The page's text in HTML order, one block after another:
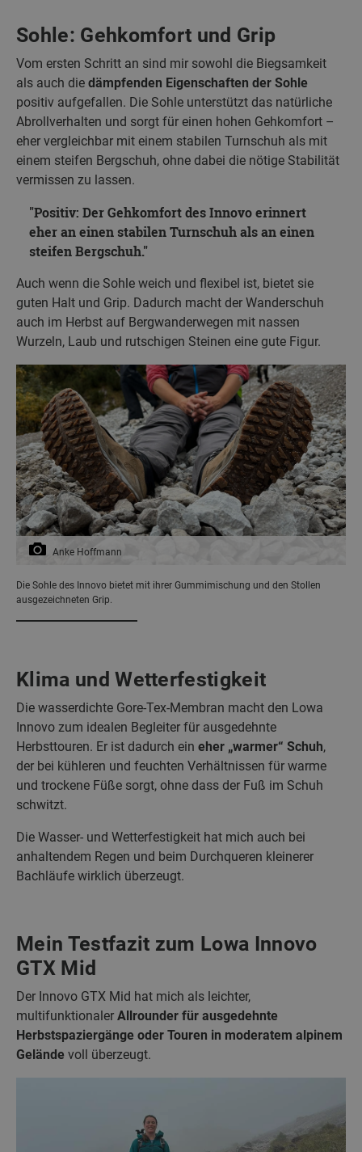
Sohle: Gehkomfort und Grip
Vom ersten Schritt an sind mir sowohl die Biegsamkeit
als auch die dämpfenden Eigenschaften der Sohle
positiv aufgefallen. Die Sohle unterstützt das natürliche
Abrollverhalten und sorgt für einen hohen Gehkomfort –
eher vergleichbar mit einem stabilen Turnschuh als mit
einem steifen Bergschuh, ohne dabei die nötige Stabilität
vermissen zu lassen.
Positiv: Der Gehkomfort des Innovo erinnert
eher an einen stabilen Turnschuh als an einen
steifen Bergschuh.
Auch wenn die Sohle weich und flexibel ist, bietet sie
guten Halt und Grip. Dadurch macht der Wanderschuh
auch im Herbst auf Bergwanderwegen mit nassen
Wurzeln, Laub und rutschigen Steinen eine gute Figur.
Anke Hoffmann
Die Sohle des Innovo bietet mit ihrer Gummimischung und den Stollen
ausgezeichneten Grip.
Klima und Wetterfestigkeit
Die wasserdichte Gore-Tex-Membran macht den Lowa
Innovo zum idealen Begleiter für ausgedehnte
Herbsttouren. Er ist dadurch ein eher „warmer“ Schuh,
der bei kühleren und feuchten Verhältnissen für warme
und trockene Füße sorgt, ohne dass der Fuß im Schuh
schwitzt.
Die Wasser- und Wetterfestigkeit hat mich auch bei
anhaltendem Regen und beim Durchqueren kleinerer
Bachläufe wirklich überzeugt.
Mein Testfazit zum Lowa Innovo
GTX Mid
Der Innovo GTX Mid hat mich als leichter,
multifunktionaler Allrounder für ausgedehnte
Herbstspaziergänge oder Touren in moderatem alpinem
Gelände voll überzeugt.